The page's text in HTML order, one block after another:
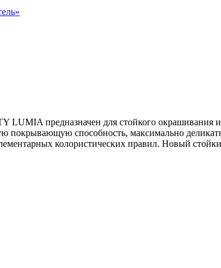
»
предназначен для стойкого окрашивания
способность, максимально
колористических правил. Новый